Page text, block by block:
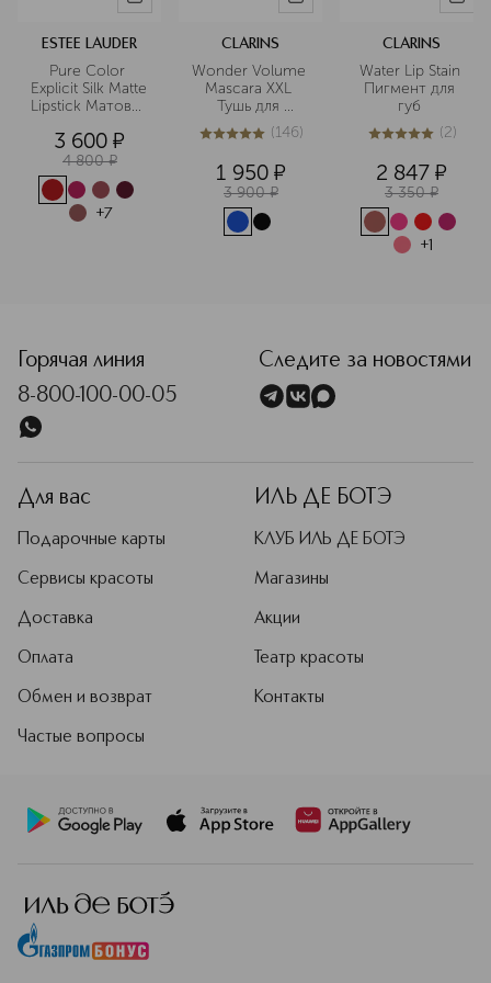
ESTEE LAUDER
Pure Color
Explicit Silk Matte
Lipstick Матовая
3 600 ¤
4 800 ¤
+7
CLARINS
Wonder Volume
Mascara XXL
Тушь для
максимального
объема ресниц
4.9из5146 (146)
1 950 ¤
3 900 ¤
CLARINS
Water Lip Stain
Пигмент для
5из 52 (2)
2 847 ¤
3 350 ¤
+1
Горячая линия
8-800-100-00-05
Следите за новостями
Для вас
Подарочные карты
Сервисы красоты
Доставка
Оплата
Обмен и возврат
Частые вопросы
ИЛЬ ДЕ БОТЭ
КЛУБ ИЛЬ ДЕ БОТЭ
Магазины
Акции
Театр красоты
Контакты